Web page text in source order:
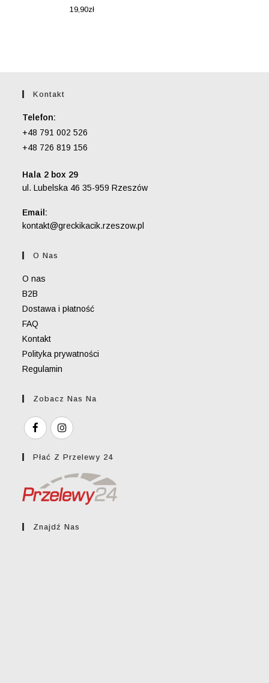
Oceniono
19,90zł
Kontakt
Telefon:
+48 791 002 526
+48 726 819 156
Hala 2 box 29
ul. Lubelska 46 35-959 Rzeszów
Email:
kontakt@greckikacik.rzeszow.pl
O Nas
O nas
B2B
Dostawa i płatność
FAQ
Kontakt
Polityka prywatności
Regulamin
Zobacz Nas Na
Płać Z Przelewy 24
Znajdź Nas